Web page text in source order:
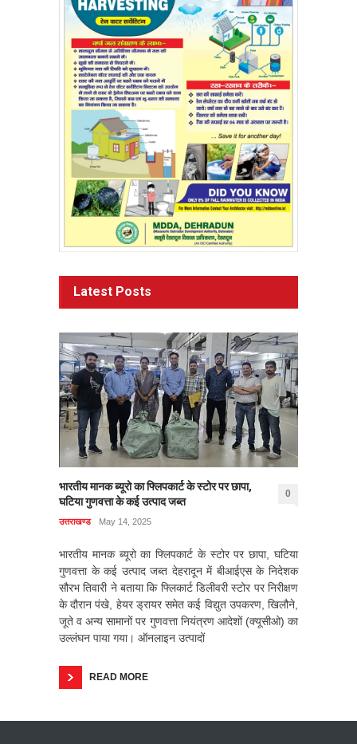
Latest Posts
भारतीय मानक ब्यूरो का फ्लिपकार्ट के स्टोर पर छापा,
घटिया गुणवत्ता के कई उत्पाद जब्त
0
उत्तराखण्ड May 14, 2025
भारतीय मानक ब्यूरो का फ्लिपकार्ट के स्टोर पर छापा, घटिया
गुणवत्ता के कई उत्पाद जब्त देहरादून में बीआईएस के निदेशक
सौरभ तिवारी ने बताया कि फ्लिकार्ट डिलीवरी स्टोर पर निरीक्षण
के दौरान पंखे, हेयर ड्रायर समेत कई विद्युत उपकरण, खिलौने,
जूते व अन्य सामानों पर गुणवत्ता नियंत्रण आदेशों (क्यूसीओ) का
उल्लंघन पाया गया। ऑनलाइन उत्पादों
READ MORE